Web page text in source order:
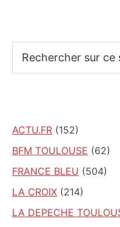
sur
ACTU.FR (152)
BFM TOULOUSE (62)
FRANCE BLEU (504)
LA CROIX (214)
LA DEPECHE